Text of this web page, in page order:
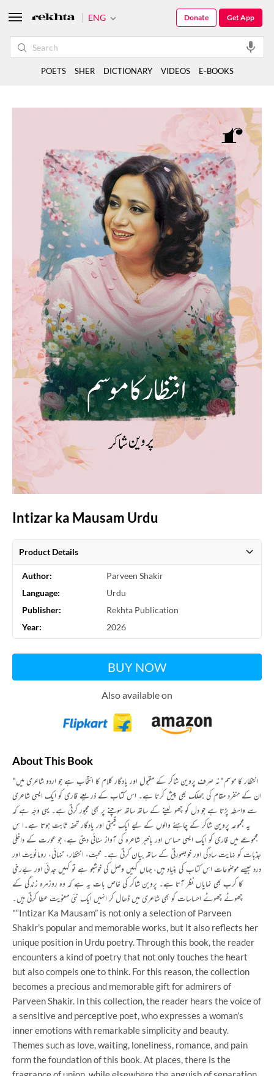
Intizar ka Mausam Urdu
Product Details
Author:
Parveen Shakir
Language:
Urdu
Publisher:
Rekhta Publication
Year:
2026
BUY NOW
Also available on
About This Book
"انتظار کا موسم"نہ صرف پروین شاکر کے مقبول اور یادگار کلام کا انتخاب ہے جو اردو شاعری میں
ان کے منفرد مقام کی جھلک بھی پیش کرتا ہے۔ اس کتاب کے ذریعے قاری کو ایک ایسی شاعری
سے واسطہ پڑتا ہے جو دل کو چھو لینے کے ساتھ ساتھ سوچنے پر بھی مجبور کرتی ہے۔ یہی وجہ ہے کہ
یہ مجموعہ پروین شاکر کے چاہنے والوں کے لیے ایک قیمتی اور یادگار تحفہ ثابت ہوتا ہے۔ا س
مجموعے میں قاری کو ایک ایسی حساس اور باخبر شاعرہ کی آواز سنائی دیتی ہے، جو عورت کے داخلی
جذبات کو نہایت سادگی اور خوبصورتی کے ساتھ بیان کرتی ہے۔ محبت، انتظار، تنہائی، رومانویت اور
درد جیسے موضوعات اس کتاب کی بنیاد ہیں، جہاں کہیں وصل کی خوشبو ہے تو کہیں جدائی اور بےرخی
کا کرب بھی نمایاں نظر آتا ہے۔ پروین شاکر کی خاص بات یہ ہے کہ وہ روزمرہ زندگی کے
چھوٹے چھوٹے احساسات کو بھی شاعری میں ڈھال کر انہیں ایک نئی معنویت عطا کرتی ہیں۔
"“Intizar Ka Mausam” is not only a selection of Parveen
Shakir’s popular and memorable works, but it also reflects her
unique position in Urdu poetry. Through this book, the reader
encounters a kind of poetry that not only touches the heart
but also compels one to think. For this reason, the collection
becomes a precious and memorable gift for admirers of
Parveen Shakir. In this collection, the reader hears the voice of
a sensitive and perceptive poet, who expresses a woman’s
inner emotions with remarkable simplicity and beauty.
Themes such as love, waiting, loneliness, romance, and pain
form the foundation of this book. At places, there is the
ENG Get App
Donate
POETS SHER DICTIONARY VIDEOS E-BOOKS